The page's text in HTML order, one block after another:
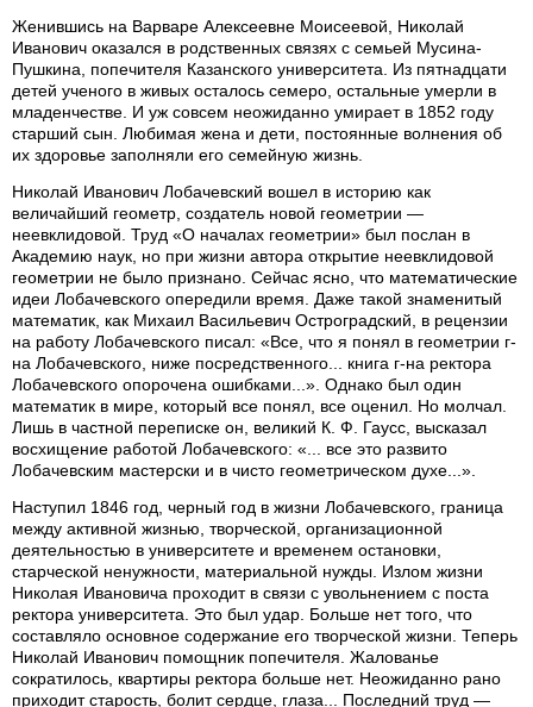
Женившись на Варваре Алексеевне Моисеевой, Николай
Иванович оказался в родственных связях с семьей Мусина-
Пушкина, попечителя Казанского университета. Из пятнадцати
детей ученого в живых осталось семеро, остальные умерли в
младенчестве. И уж совсем неожиданно умирает в 1852 году
старший сын. Любимая жена и дети, постоянные волнения об
их здоровье заполняли его семейную жизнь.
Николай Иванович Лобачевский вошел в историю как
величайший геометр, создатель новой геометрии —
неевклидовой. Труд «О началах геометрии» был послан в
Академию наук, но при жизни автора открытие неевклидовой
геометрии не было признано. Сейчас ясно, что математические
идеи Лобачевского опередили время. Даже такой знаменитый
математик, как Михаил Васильевич Остроградский, в рецензии
на работу Лобачевского писал: «Все, что я понял в геометрии г-
на Лобачевского, ниже посредственного... книга г-на ректора
Лобачевского опорочена ошибками...». Однако был один
математик в мире, который все понял, все оценил. Но молчал.
Лишь в частной переписке он, великий К. Ф. Гаусс, высказал
восхищение работой Лобачевского: «... все это развито
Лобачевским мастерски и в чисто геометрическом духе...».
Наступил 1846 год, черный год в жизни Лобачевского, граница
между активной жизнью, творческой, организационной
деятельностью в университете и временем остановки,
старческой ненужности, материальной нужды. Излом жизни
Николая Ивановича проходит в связи с увольнением с поста
ректора университета. Это был удар. Больше нет того, что
составляло основное содержание его творческой жизни. Теперь
Николай Иванович помощник попечителя. Жалованье
сократилось, квартиры ректора больше нет. Неожиданно рано
приходит старость, болит сердце, глаза... Последний труд —